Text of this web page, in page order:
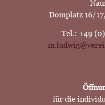
Domplatz 16/
Tel.: +49
für die